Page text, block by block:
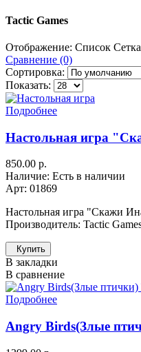
Tactic Games
Отображение: Список Сетка
Сравнение (0)
Сортировка:
Показать:
Подробнее
Настольная игра
850.00 р.
Наличие: Есть в наличии
Арт: 01869
Настольная игра "Скажи
Производитель: Tactic
Купить
В закладки
В сравнение
Подробнее
Angry Birds(Злые